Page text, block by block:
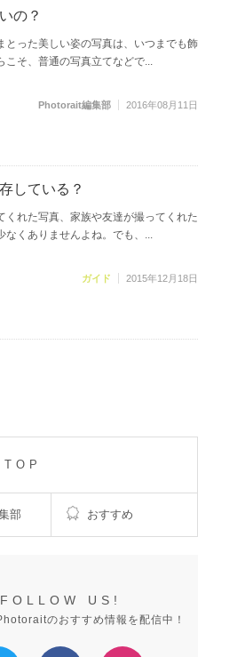
の？
った美しい姿の写真は、いつまでも飾
こそ、普通の写真立てなどで...
Photorait編集部 2016年08月11日
している？
れた写真、家族や友達が撮ってくれた
なくありませんよね。でも、...
ガイド 2015年12月18日
部 おすすめ
FOLLOW US!
のおすすめ情報を配信中！